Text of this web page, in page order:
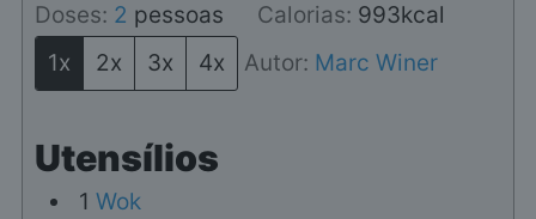
Doses: 2 pessoas Calorias: 993kcal
1x
2x 3x 4x Autor: Marc Winer
Utensílios
1 Wok